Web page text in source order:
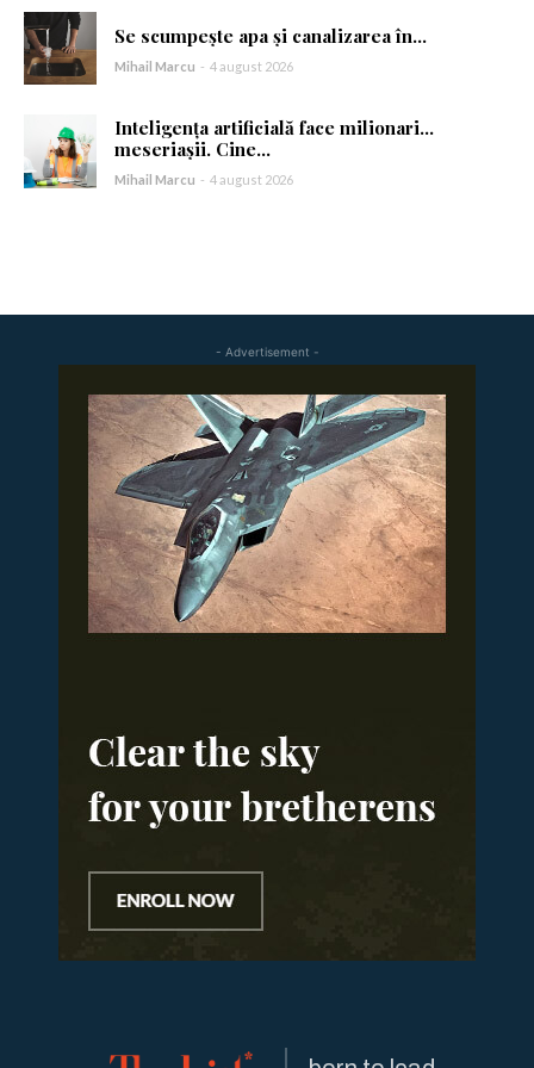
Se scumpește apa și canalizarea în...
Mihail Marcu - 4 august 2026
Inteligența artificială face milionari…
meseriașii. Cine...
Mihail Marcu - 4 august 2026
- Advertisement -